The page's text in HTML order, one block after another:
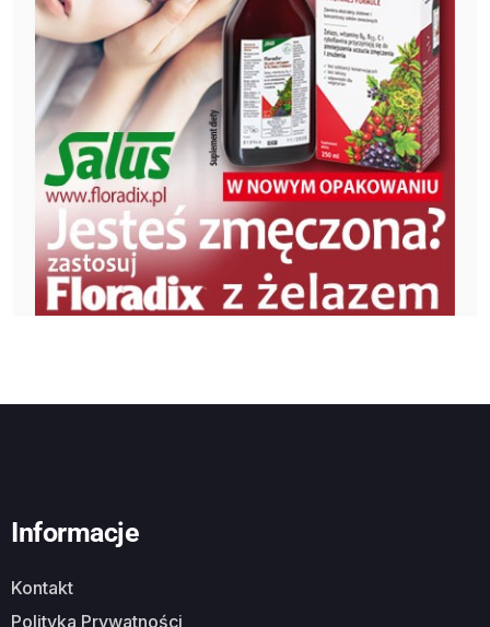
Informacje
Kontakt
Polityka Prywatności